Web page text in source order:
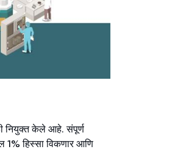
नियुक्त केले आहे. संपूर्ण
1% हिस्सा विकणार आणि